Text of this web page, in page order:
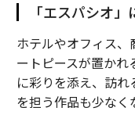
「エスパシオ
ホテルやオフィス、
ートピースが置か
に彩りを添え、訪
を担う作品も少なく